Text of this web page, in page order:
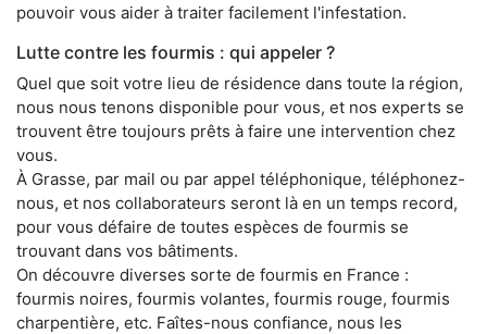
pouvoir vous aider à traiter facilement l'infestation.
Lutte contre les fourmis : qui appeler ?
Quel que soit votre lieu de résidence dans toute la région,
nous nous tenons disponible pour vous, et nos experts se
trouvent être toujours prêts à faire une intervention chez
vous.
À Grasse, par mail ou par appel téléphonique, téléphonez-
nous, et nos collaborateurs seront là en un temps record,
pour vous défaire de toutes espèces de fourmis se
trouvant dans vos bâtiments.
On découvre diverses sorte de fourmis en France :
fourmis noires, fourmis volantes, fourmis rouge, fourmis
charpentière, etc. Faîtes-nous confiance, nous les